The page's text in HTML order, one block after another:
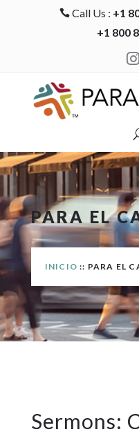
 Call Us : +1
+1 800

PARA EL
INICIO :: PARA EL
Sermons: